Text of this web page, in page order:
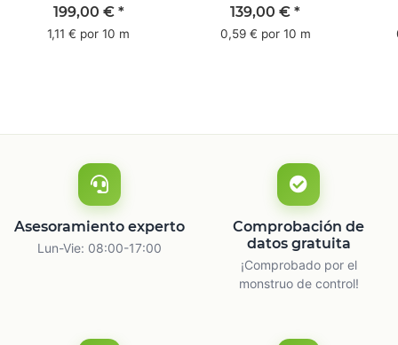
logo - 1 color - 50
mm x 50 m - caucho
199,00 € *
1,11 € por 10 m
color - 48 mm x 66 m
139,00 € *
0,59 € por 10 m
m
Asesoramiento experto
Lun-Vie: 08:00-17:00
Comprobación de
datos gratuita
¡Comprobado por el
monstruo de control!